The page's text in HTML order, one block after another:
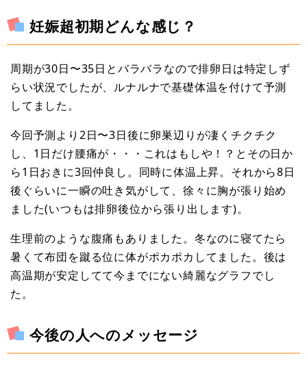
妊娠超初期どんな感じ？
周期が30日〜35日とバラバラなので排卵日は特定しず
らい状況でしたが、ルナルナで基礎体温を付けて予測
してました。
今回予測より2日〜3日後に卵巣辺りが凄くチクチク
し、1日だけ腰痛が・・・これはもしや！？とその日か
ら1日おきに3回仲良し。同時に体温上昇。それから8日
後ぐらいに一瞬の吐き気がして、徐々に胸が張り始め
ました(いつもは排卵後位から張り出します)。
生理前のような腹痛もありました。冬なのに寝てたら
暑くて布団を蹴る位に体がポカポカしてました。後は
高温期が安定してて今までにない綺麗なグラフでし
た。
今後の人へのメッセージ